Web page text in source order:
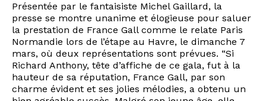
Présentée par le fantaisiste Michel Gaillard, la
presse se montre unanime et élogieuse pour saluer
la prestation de France Gall comme le relate Paris
Normandie lors de l’étape au Havre, le dimanche 7
mars, où deux représentations sont prévues. “Si
Richard Anthony, tête d’affiche de ce gala, fut à la
hauteur de sa réputation, France Gall, par son
charme évident et ses jolies mélodies, a obtenu un